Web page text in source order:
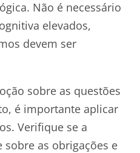
Não é necessário
elevados,
devem ser
sobre as questões
é importante aplicar
Verifique se a
sobre as obrigações e